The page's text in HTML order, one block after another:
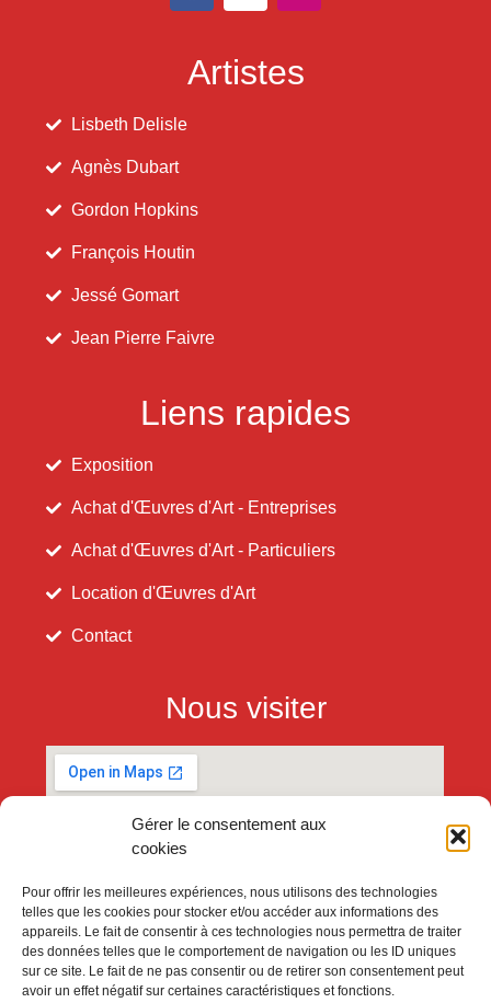
Gérer le consentement aux
cookies
Pour offrir les meilleures expériences, nous utilisons des technologies
telles que les cookies pour stocker et/ou accéder aux informations des
appareils. Le fait de consentir à ces technologies nous permettra de traiter
des données telles que le comportement de navigation ou les ID uniques
sur ce site. Le fait de ne pas consentir ou de retirer son consentement peut
avoir un effet négatif sur certaines caractéristiques et fonctions.
Artistes
Lisbeth Delisle
Agnès Dubart
Gordon Hopkins
François Houtin
Jessé Gomart
Jean Pierre Faivre
Liens rapides
Exposition
Achat d'Œuvres d'Art - Entreprises
Achat d'Œuvres d'Art - Particuliers
Location d'Œuvres d'Art
Contact
Nous visiter